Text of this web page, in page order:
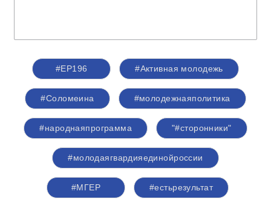
#ЕР196 #Активная молодежь
#Соломеина #молодежнаяполитика
#народнаяпрограмма "#сторонники"
#молодаягвардияединойроссии
#‎МГЕР‬ #естьрезультат